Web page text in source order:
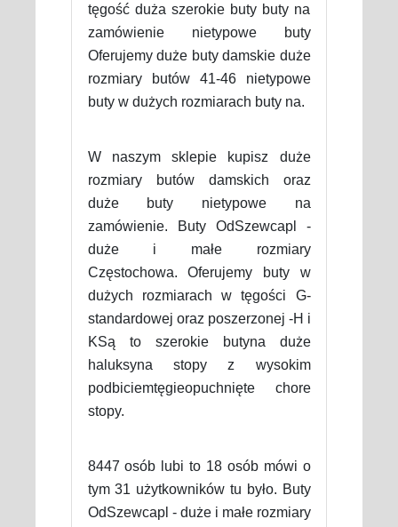
tęgość duża szerokie buty buty na
zamówienie nietypowe buty
Oferujemy duże buty damskie duże
rozmiary butów 41-46 nietypowe
buty w dużych rozmiarach buty na.
W naszym sklepie kupisz duże
rozmiary butów damskich oraz
duże buty nietypowe na
zamówienie. Buty OdSzewcapl -
duże i małe rozmiary
Częstochowa. Oferujemy buty w
dużych rozmiarach w tęgości G-
standardowej oraz poszerzonej -H i
KSą to szerokie butyna duże
haluksyna stopy z wysokim
podbiciemtęgieopuchnięte chore
stopy.
8447 osób lubi to 18 osób mówi o
tym 31 użytkowników tu było. Buty
OdSzewcapl - duże i małe rozmiary